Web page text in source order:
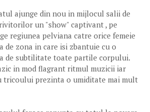
ajunge din nou in mijlocul salii de
un "show" captivant , pe
regiunea pelviana catre orice femeie
de zona in care isi zbantuie cu o
de subtilitate toate partile corpului.
in mod flagrant ritmul muzicii iar
tricoului prezinta o umiditate mai mult